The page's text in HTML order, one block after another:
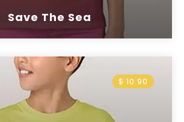
Save The Sea
$ 10.90